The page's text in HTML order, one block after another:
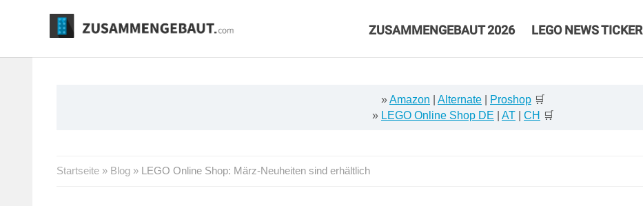
ZUSAMMENGEBAUT 2026 LEGO NEWS TICKER
»Amazon Alternate Proshop 🛒
» LEGO Online Shop DE AT CH 🛒
Startseite » Blog » LEGO Online Shop: März-Neuheiten sind erhältlich